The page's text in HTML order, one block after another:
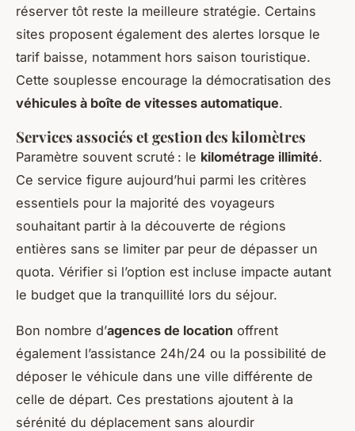
réserver tôt reste la meilleure stratégie. Certains
sites proposent également des alertes lorsque le
tarif baisse, notamment hors saison touristique.
Cette souplesse encourage la démocratisation des
véhicules à boîte de vitesses automatique.
Services associés et gestion des kilomètres
Paramètre souvent scruté : le kilométrage illimité.
Ce service figure aujourd’hui parmi les critères
essentiels pour la majorité des voyageurs
souhaitant partir à la découverte de régions
entières sans se limiter par peur de dépasser un
quota. Vérifier si l’option est incluse impacte autant
le budget que la tranquillité lors du séjour.
Bon nombre d’agences de location offrent
également l’assistance 24h/24 ou la possibilité de
déposer le véhicule dans une ville différente de
celle de départ. Ces prestations ajoutent à la
sérénité du déplacement sans alourdir